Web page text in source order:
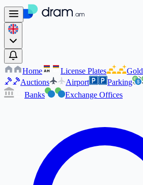
Home AM License Plates Gold
Auctions
Airport Parking
Banks
Exchange Offices